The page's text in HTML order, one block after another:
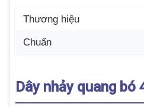
Thương hiệu
Chuẩn
Dây nhảy quang bó